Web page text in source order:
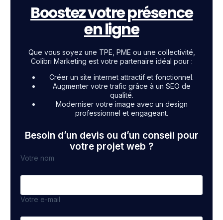
Boostez votre présence
en ligne
Que vous soyez une TPE, PME ou une collectivité,
Colibri Marketing est votre partenaire idéal pour :
Créer un site internet attractif et fonctionnel.
Augmenter votre trafic grâce à un SEO de
qualité.
Moderniser votre image avec un design
professionnel et engageant.
Besoin d’un devis ou d’un conseil pour
votre projet web ?
Votre nom
Votre e-mail